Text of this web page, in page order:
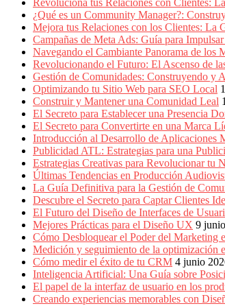
Mercadotecnia,
Eventos
Publicitarios,
Colecciónes,
Marcas,
Insigns,
Radio,
Creatividad,
SEO,
SEM,
Free
Press,
RRPP,
Spots,
Comerciales,
Periodismo,
Revistas,
Magazines
ATL,
BTL,
Periódicos
Revoluciona tus Relaciones con Clientes:
¿Qué es un Community Manager?:
Mejora tus Relaciones con los Clientes: La
Campañas de Meta Ads: Guía para
Navegando el Cambiante Panorama de los
Revolucionando el Futuro: El Ascenso de
Gestión de Comunidades: Construyendo y
Optimizando tu Sitio Web para SEO Local
Construir y Mantener una Comunidad Leal
El Secreto para Establecer una Presencia
El Secreto para Convertirte en una Marca
Introducción al Desarrollo de Aplicaciones
Publicidad ATL: Estrategias para una
Estrategias Creativas para Revolucionar tu
Últimas Tendencias en Producción
La Guía Definitiva para la Gestión de
Descubre el Secreto para Captar Clientes
El Futuro del Diseño de Interfaces de
Mejores Prácticas para el Diseño UX 9
Cómo Desbloquear el Poder del Marketing
Medición y seguimiento de la optimización
Cómo medir el éxito de tu CRM 4 junio
Inteligencia Artificial: Una Guía sobre
El papel de la interfaz de usuario en los
Creando experiencias memorables con